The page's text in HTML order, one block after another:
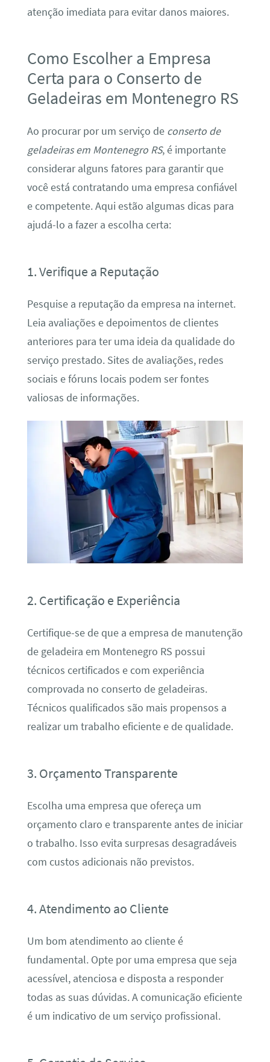
atenção imediata para evitar danos maiores.
Como Escolher a Empresa
Certa para o Conserto de
Geladeiras em Montenegro RS
Ao procurar por um serviço de conserto de
geladeiras em Montenegro RS, é importante
considerar alguns fatores para garantir que
você está contratando uma empresa confiável
e competente. Aqui estão algumas dicas para
ajudá-lo a fazer a escolha certa:
1. Verifique a Reputação
Pesquise a reputação da empresa na internet.
Leia avaliações e depoimentos de clientes
anteriores para ter uma ideia da qualidade do
serviço prestado. Sites de avaliações, redes
sociais e fóruns locais podem ser fontes
valiosas de informações.
2. Certificação e Experiência
Certifique-se de que a empresa de manutenção
de geladeira em Montenegro RS possui
técnicos certificados e com experiência
comprovada no conserto de geladeiras.
Técnicos qualificados são mais propensos a
realizar um trabalho eficiente e de qualidade.
3. Orçamento Transparente
Escolha uma empresa que ofereça um
orçamento claro e transparente antes de iniciar
o trabalho. Isso evita surpresas desagradáveis
com custos adicionais não previstos.
4. Atendimento ao Cliente
Um bom atendimento ao cliente é
fundamental. Opte por uma empresa que seja
acessível, atenciosa e disposta a responder
todas as suas dúvidas. A comunicação eficiente
é um indicativo de um serviço profissional.